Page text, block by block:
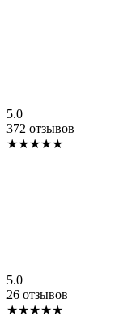
5.0
372 отзывов
★★★★★
5.0
26 отзывов
★★★★★